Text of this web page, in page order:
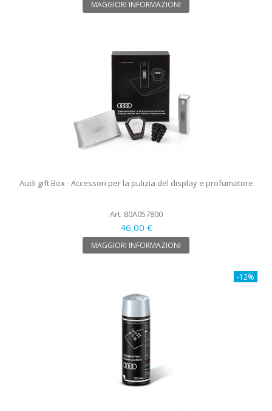
MAGGIORI INFORMAZIONI
Audi gift Box - Accessori per la pulizia del display e profumatore
Art. 80A057800
46,00 €
MAGGIORI INFORMAZIONI
-12%